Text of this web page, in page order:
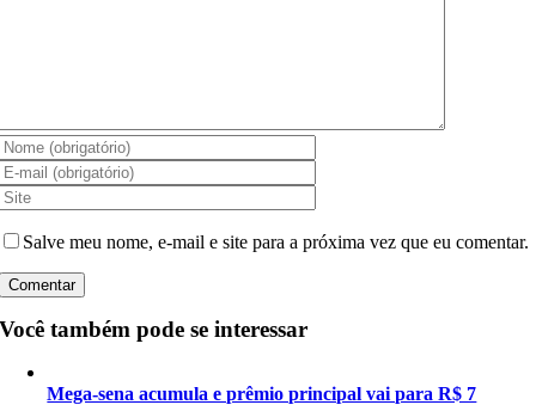
Salve meu nome, e-mail e site para a próxima vez que eu comentar.
Você também pode se interessar
Mega-sena acumula e prêmio principal vai para R$ 7